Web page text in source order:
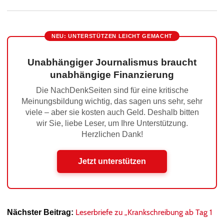
NEU: UNTERSTÜTZEN LEICHT GEMACHT
Unabhängiger Journalismus braucht
unabhängige Finanzierung
Die NachDenkSeiten sind für eine kritische
Meinungsbildung wichtig, das sagen uns sehr, sehr
viele – aber sie kosten auch Geld. Deshalb bitten
wir Sie, liebe Leser, um Ihre Unterstützung.
Herzlichen Dank!
Jetzt unterstützen
Nächster Beitrag: Leserbriefe zu „Krankschreibung ab Tag 1